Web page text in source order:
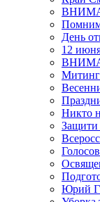
День
12
Никто
Защити
Юрий